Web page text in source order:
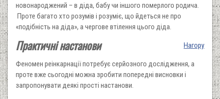
новонароджений – в діда, бабу чи іншого померлого родича.
Проте багато хто розумів і розуміє, що йдеться не про
«подібність на діда», а чергове втілення цього діда.
Нагору
Практичні настанови
Феномен реінкарнації потребує серйозного дослідження, а
проте вже сьогодні можна зробити попередні висновки і
запропонувати деякі прості настанови.